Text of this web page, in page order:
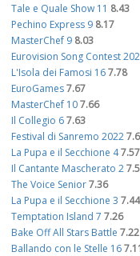
Tale e Quale Show 11 8.43
Pechino Express 9 8.17
MasterChef 9 8.03
Eurovision Song Contest
L'Isola dei Famosi 167.78
EuroGames7.67
MasterChef 107.66
Il Collegio 67.63
Festival di Sanremo 2022
La Pupa e il Secchione 47.57
Il Cantante Mascherato 2
The Voice Senior7.36
La Pupa e il Secchione 3 7.44
Temptation Island 7 7.26
Bake Off All Stars Battle 7.22
Ballando con le Stelle 16